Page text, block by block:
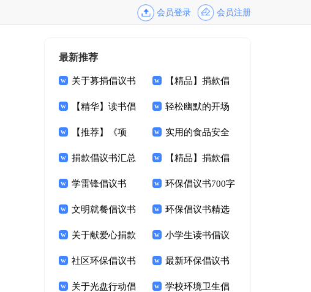
会员登录 会员注册
最新推荐
关于募捐倡议书
范文集锦9篇
【精品】捐款倡
议书锦集9篇
【精华】读书倡
议书锦集九篇
轻松幽默的开场
白
【推荐】《项
链》读后感9篇
实用的食品安全
倡议书4篇
捐款倡议书汇总
七篇
【精品】捐款倡
议书集合7篇
学雷锋倡议书
1000字
环保倡议书700字
文明就餐倡议书
范文锦集九篇
环保倡议书精选
15篇
关于献爱心捐款
倡议书范文9篇
小学生读书倡议
书14篇
社区环保倡议书
15篇
最新环保倡议书
关于光盘行动倡 学校环境卫生倡